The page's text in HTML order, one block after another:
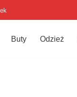
Buty Odzież